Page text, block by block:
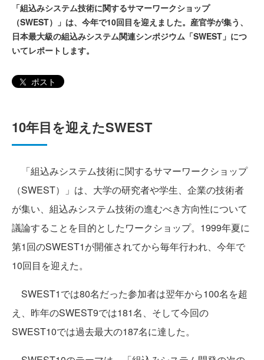
「組込みシステム技術に関するサマーワークショップ
（SWEST）」は、今年で10回目を迎えました。産官学が集う、
日本最大級の組込みシステム関連シンポジウム「SWEST」につ
いてレポートします。
ポスト
10年目を迎えたSWEST
「組込みシステム技術に関するサマーワークショップ
（SWEST）」は、大学の研究者や学生、企業の技術者
が集い、組込みシステム技術の進むべき方向性について
議論することを目的としたワークショップ。1999年夏に
第1回のSWEST1が開催されてから毎年行われ、今年で
10回目を迎えた。
SWEST1では80名だった参加者は翌年から100名を超
え、昨年のSWEST9では181名、そして今回の
SWEST10では過去最大の187名に達した。